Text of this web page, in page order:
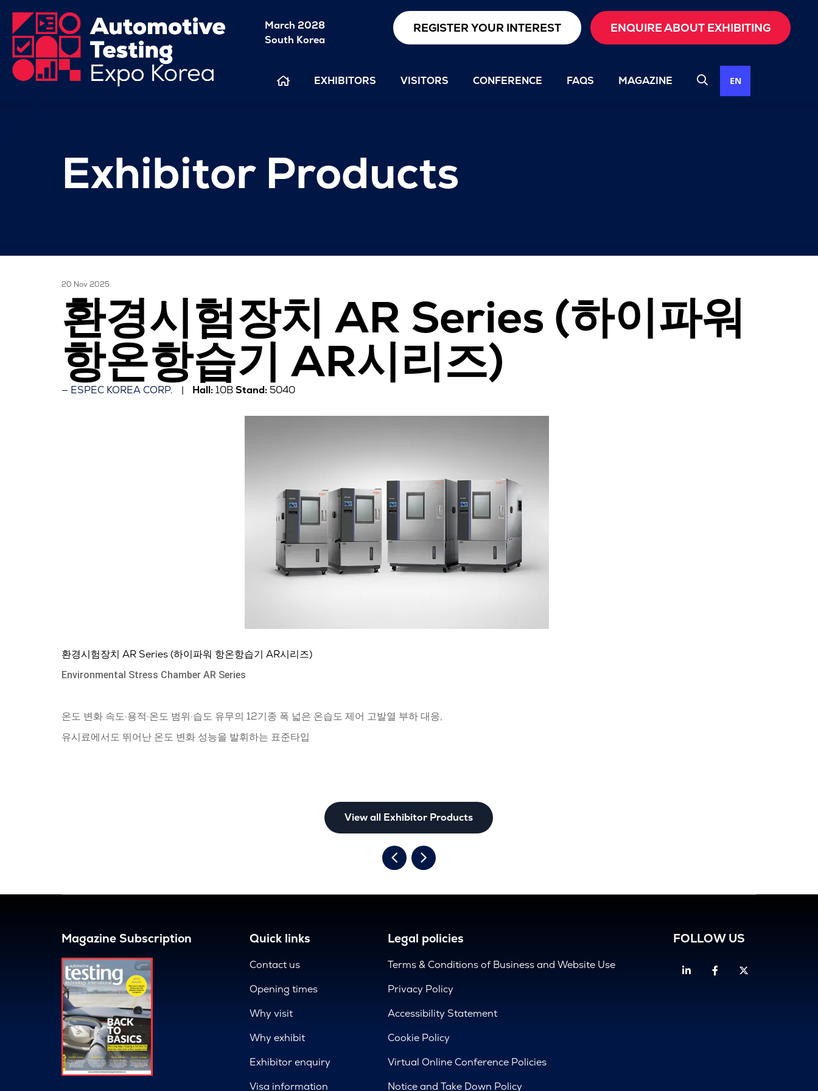
March 2028
South Korea
REGISTER YOUR INTEREST ENQUIRE ABOUT EXHIBITING
EXHIBITORS VISITORS CONFERENCE FAQS MAGAZINE EN
Exhibitor Products
20 Nov 2025
환경시험장치 AR Series (하이파워
항온항습기 AR시리즈)
ESPEC KOREA CORP. Hall:10BStand:5040
환경시험장치 AR Series (하이파워 항온항습기 AR시리즈)
Environmental Stress Chamber AR Series
온도 변화 속도·용적·온도 범위·습도 유무의 12기종 폭 넓은 온습도 제어 고발열 부하 대응,
유시료에서도 뛰어난 온도 변화 성능을 발휘하는 표준타입
View all Exhibitor Products
Magazine Subscription Quick links
Contact us
Opening times
Why visit
Why exhibit
Exhibitor enquiry
Visa information
Legal policies
Terms & Conditions of Business and Website Use
Privacy Policy
Accessibility Statement
Cookie Policy
Virtual Online Conference Policies
Notice and Take Down Policy
FOLLOW US
LinkedinFacebook